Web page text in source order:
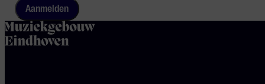
Aanmelden